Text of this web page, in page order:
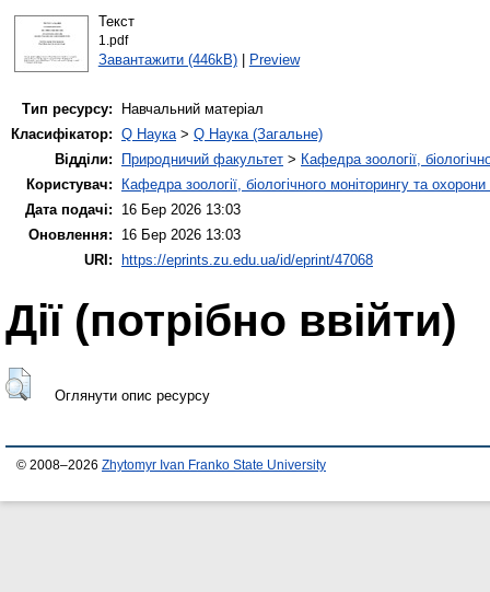
Текст
1.pdf
Завантажити (446kB)| Preview
Тип ресурсу:
Навчальний матеріал
Класифікатор: Q Наука> Q Наука (Загальне)
Відділи:
Природничий факультет > Кафедра зоології,
Користувач:
Кафедра зоології, біологічного моніторингу та
Дата подачі:
16 Бер 2026 13:03
Оновлення:
16 Бер 2026 13:03
URI:
https://eprints.zu.edu.ua/id/eprint/47068
Дії ​​(потрібно ввійти)
Оглянути опис ресурсу
© 2008–2026 Zhytomyr Ivan Franko State University